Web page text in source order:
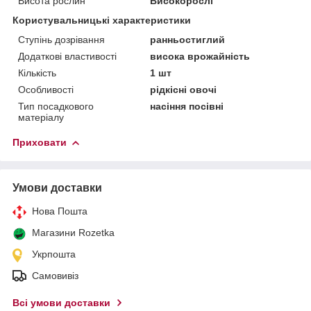
Користувальницькі характеристики
Ступінь дозрівання
ранньостиглий
Додаткові властивості
висока врожайність
Кількість
1 шт
Особливості
рідкісні овочі
Тип посадкового
матеріалу
насіння посівні
Приховати
Умови доставки
Нова Пошта
Магазини Rozetka
Укрпошта
Самовивіз
Всі умови доставки